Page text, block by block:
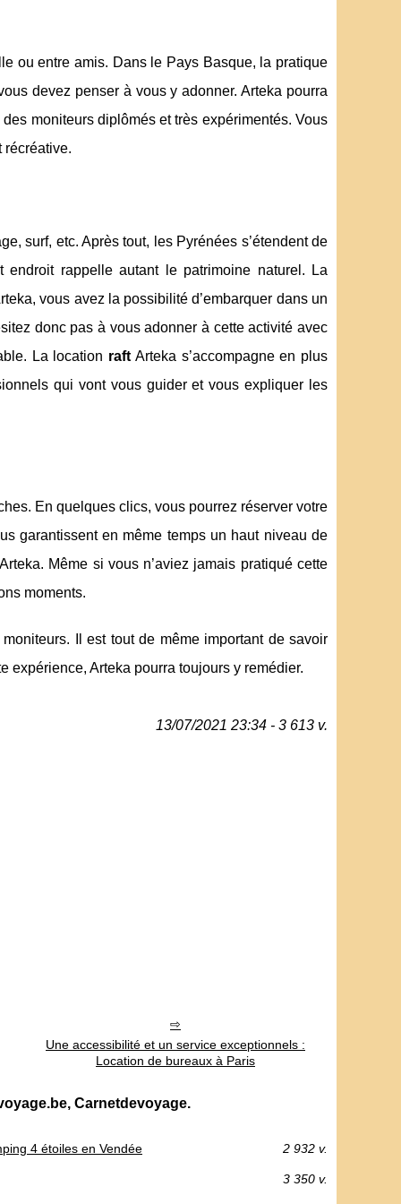
ou entre amis. Dans le Pays Basque, la pratique
devez penser à vous y adonner. Arteka pourra
moniteurs diplômés et très expérimentés. Vous
récréative.
surf, etc. Après tout, les Pyrénées s’étendent de
rappelle autant le patrimoine naturel. La
vous avez la possibilité d’embarquer dans un
donc pas à vous adonner à cette activité avec
La location raft Arteka s’accompagne en plus
qui vont vous guider et vous expliquer les
En quelques clics, vous pourrez réserver votre
garantissent en même temps un haut niveau de
Même si vous n’aviez jamais pratiqué cette
moments.
Il est tout de même important de savoir
expérience, Arteka pourra toujours y remédier.
13/07/2021 23:34 - 3 613 v.
Une accessibilité et un service exceptionnels :
Location de bureaux à Paris
Carnetdevoyage.
4 étoiles en Vendée 2 932 v.
3 350 v.